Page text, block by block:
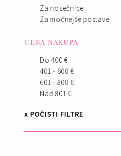
Za nosečnice
Za močnejše postave
CENA NAKUPA
Do 400 €
401 - 600 €
601 - 800 €
Nad 801 €
x POČISTI FILTRE